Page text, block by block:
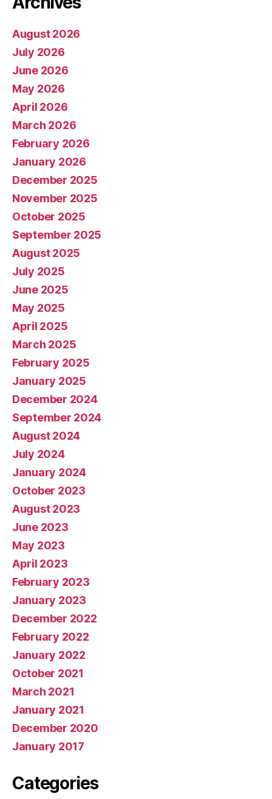
August 2026
July 2026
June 2026
May 2026
April 2026
March 2026
February 2026
January 2026
December 2025
November 2025
October 2025
September 2025
August 2025
July 2025
June 2025
May 2025
April 2025
March 2025
February 2025
January 2025
December 2024
September 2024
August 2024
July 2024
January 2024
October 2023
August 2023
June 2023
May 2023
April 2023
February 2023
January 2023
December 2022
February 2022
January 2022
October 2021
March 2021
January 2021
December 2020
January 2017
Categories